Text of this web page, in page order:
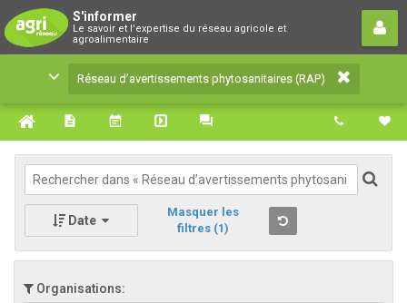
S'informer
Le savoir et l'expertise du réseau agricole et
agroalimentaire
Réseau d’avertissements
phytosanitaires (RAP)
Le savoir et l'expertise du réseau agricole et
agroalimentaire
Réseau d’avertissements phytosanitaires (RAP)
Date
Masquer les
filtres (1)
Organisations: